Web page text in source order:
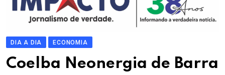
DIA A DIA ECONOMIA
Coelba Neonergia de Barra